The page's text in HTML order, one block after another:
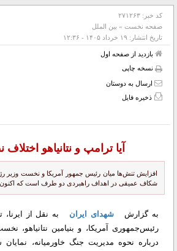
کد خبر: ۲۷۱۲۶۳
صفحه نخست » بین الملل
تاریخ انتشار: ۱۹ خرداد ۱۴۰۵ - ۱۲:۳۶
بازدید از صفحه اول
نسخه چاپی
ارسال به دوستان
ذخیره فایل
آیا ترامپ و نتانیاهو
افزایش تنش‌ها میان رئیس جمهور آمریکا و نخست وزیر
شکاف عمیقی در اهداف راهبردی دو طرف است که
به گزارش شهدای ایران به نقل از ایرنا،
رئیس‌جمهوری آمریکا، و بنیامین نتانیاهو،
درباره نحوه مدیریت جنگ خاورمیانه،